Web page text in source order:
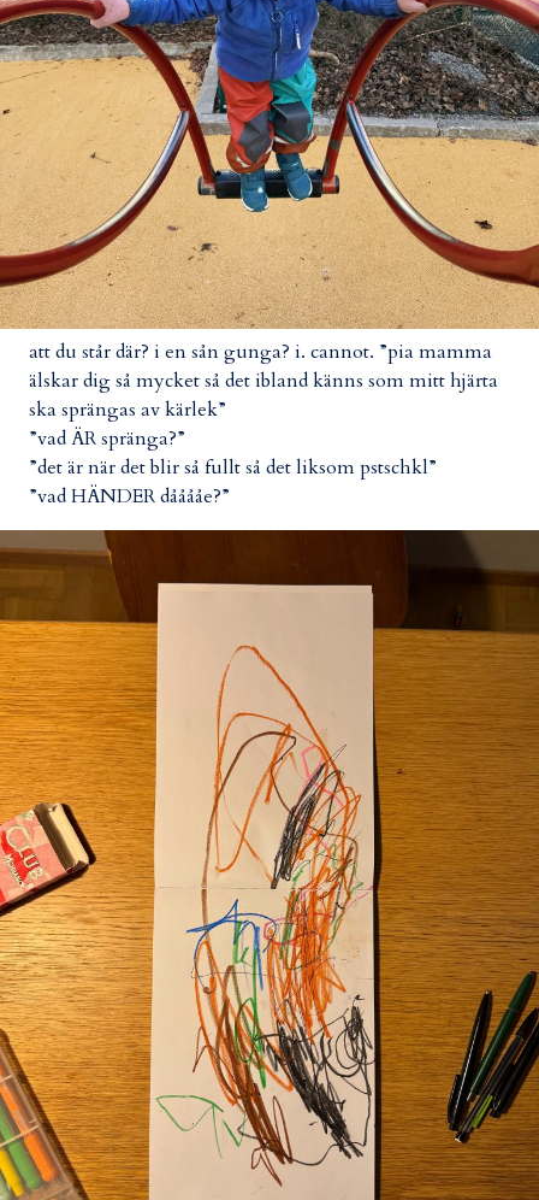
att du står där? i en sån gunga? i. cannot. ”pia mamma
älskar dig så mycket så det ibland känns som mitt hjärta
ska sprängas av kärlek”
”vad ÄR spränga?”
”det är när det blir så fullt så det liksom pstschkl”
”vad HÄNDER dååååe?”